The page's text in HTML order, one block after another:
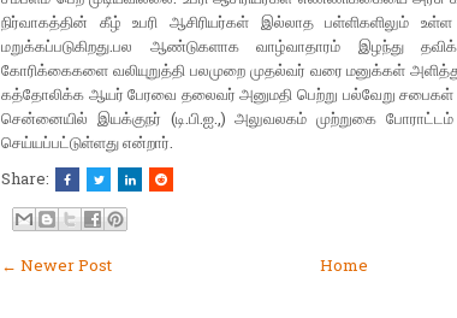
நிர்வாகத்தின் கீழ் உபரி ஆசிரியர்கள் இல்லாத பள்ளிகளிலும்
மறுக்கப்படுகிறது.பல ஆண்டுகளாக வாழ்வாதாரம் இழந்து
கோரிக்கைகளை வலியுறுத்தி பலமுறை முதல்வர் வரை மனுக்கள்
கத்தோலிக்க ஆயர் பேரவை தலைவர் அனுமதி பெற்று பல்வேறு
சென்னையில் இயக்குநர் (டி.பி.ஐ.,) அலுவலகம் முற்றுகை போராட்டம்
செய்யப்பட்டுள்ளது என்றார்.
Share:
← Newer Post Home